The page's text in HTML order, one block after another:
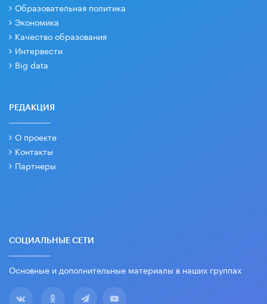
Образовательная политика
Экономика
Качество образования
Интервести
Big data
РЕДАКЦИЯ
О проекте
Контакты
Партнеры
СОЦИАЛЬНЫЕ СЕТИ
Основные и дополнительные материалы в наших группах